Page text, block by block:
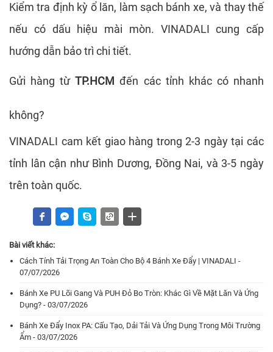
Kiểm tra định kỳ ổ lăn, làm sạch bánh xe, và thay thế
nếu có dấu hiệu mài mòn. VINADALI cung cấp
hướng dẫn bảo trì chi tiết.
Gửi hàng từTP.HCM đến các tỉnh khác có nhanh
không?
VINADALI cam kết giao hàng trong 2-3 ngày tại các
tỉnh lân cận như Bình Dương, Đồng Nai, và 3-5 ngày
trên toàn quốc.
Bài viết khác:
Cách Tính Tải Trọng An Toàn Cho Bộ 4 Bánh Xe Đẩy | VINADALI -
07/07/2026
Bánh Xe PU Lõi Gang Và PUH Đỏ Bo Tròn: Khác Gì Về Mặt Lăn Và Ứng
Dụng? - 03/07/2026
Bánh Xe Đẩy Inox PA: Cấu Tạo, Dải Tải Và Ứng Dụng Trong Môi Trường
Ẩm - 03/07/2026